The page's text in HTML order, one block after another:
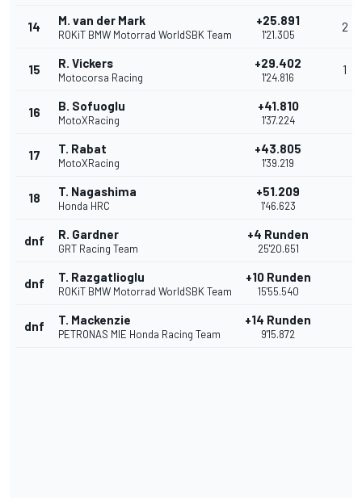
14 M. van der Mark
ROKiT BMW Motorrad WorldSBK Team
+25.891
1'21.305
2
15 R. Vickers
Motocorsa Racing
+29.402
1'24.816
1
16 B. Sofuoglu
MotoXRacing
+41.810
1'37.224
17 T. Rabat
MotoXRacing
+43.805
1'39.219
18 T. Nagashima
Honda HRC
+51.209
1'46.623
dnf R. Gardner
GRT Racing Team
+4 Runden
25'20.651
dnf T. Razgatlioglu
ROKiT BMW Motorrad WorldSBK Team
+10 Runden
15'55.540
dnf T. Mackenzie
PETRONAS MIE Honda Racing Team
+14 Runden
9'15.872